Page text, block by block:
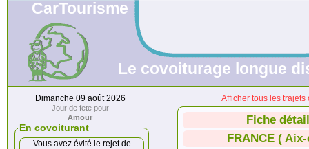
CarTourisme
Le covoiturage longue
Dimanche 09 août 2026
Jour de fete pour
Amour
En covoiturant
Vous avez évité le rejet de
Afficher tous les trajets
Fiche
FRANCE (